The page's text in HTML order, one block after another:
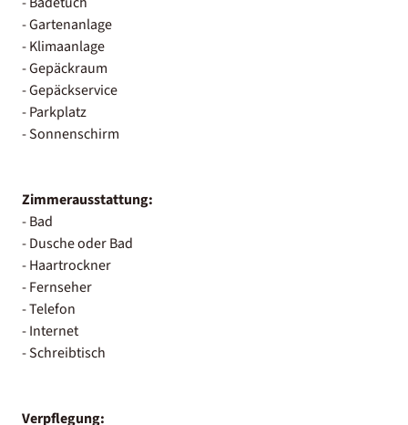
- Gartenanlage
- Klimaanlage
- Gepäckraum
- Gepäckservice
- Parkplatz
- Sonnenschirm
Zimmerausstattung:
- Bad
- Dusche oder Bad
- Haartrockner
- Fernseher
- Telefon
- Internet
- Schreibtisch
Verpflegung: